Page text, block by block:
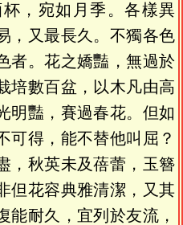
，宛如月季。各樣異
，又最長久。不獨各色
者。花之嬌豔，無過於
培數百盆，以木凡由高
明豔，賽過春花。但如
可得，能不替他叫屈？
，秋英未及蓓蕾，玉簪
但花容典雅清潔，又其
能耐久，宜列於友流，